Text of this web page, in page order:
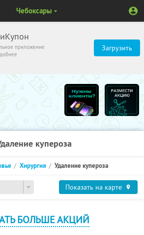
приложение
Загрузить
Чебоксары
купероза
Хирургия Удаление купероза
Показать на карте
БОЛЬШЕ АКЦИЙ